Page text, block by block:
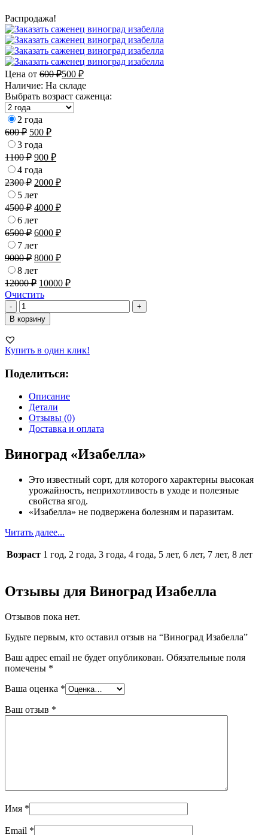
Распродажа!
Цена от 600₽500 ₽
Наличие: На складе
Выбрать возраст саженца:
2 года
600₽ 500 ₽
3 года
1100₽ 900 ₽
4 года
2300₽ 2000 ₽
5 лет
4500₽ 4000 ₽
6 лет
6500₽ 6000 ₽
7 лет
9000₽ 8000 ₽
8 лет
12000₽ 10000 ₽
Очистить
-
Количество
товара
Виноград
+
В корзину
Купить в один клик!
Поделиться:
Описание
Детали
Отзывы (0)
Доставка и оплата
Виноград «Изабелла»
Это известный сорт, для которого характерны высокая
урожайность, неприхотливость в уходе и полезные
свойства ягод.
«Изабелла» не подвержена болезням и паразитам.
Читать далее...
Возраст 1 год, 2 года, 3 года, 4 года, 5 лет, 6 лет, 7 лет, 8 лет
Отзывы для Виноград Изабелла
Отзывов пока нет.
Будьте первым, кто оставил отзыв на “Виноград Изабелла”
Ваш адрес email не будет опубликован. Обязательные поля
помечены *
Ваша оценка *
Ваш отзыв *
Имя *
Email *